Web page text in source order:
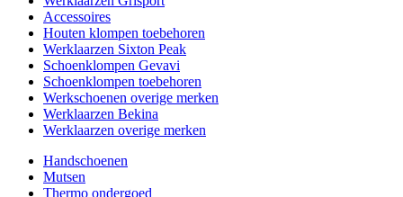
Accessoires
Houten klompen toebehoren
Werklaarzen Sixton Peak
Schoenklompen Gevavi
Schoenklompen toebehoren
Werkschoenen overige merken
Werklaarzen Bekina
Werklaarzen overige merken
Handschoenen
Mutsen
Thermo ondergoed